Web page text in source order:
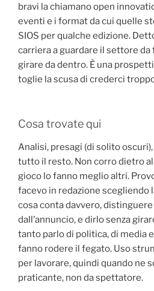
bravi la chiamano open
eventi e i format da cui quelle
SIOS per qualche edizione.
carriera a guardare il settore da
girare da dentro. È una
toglie la scusa di crederci
Cosa trovate qui
Analisi, presagi (di solito
tutto il resto. Non corro dietro
gioco lo fanno meglio altri.
facevo in redazione scegliendo
cosa conta davvero,
dall’annuncio, e dirlo senza
tanto parlo di politica, di media
fanno rodere il fegato. Uso
per lavorare, quindi quando ne
praticante, non da spettatore.